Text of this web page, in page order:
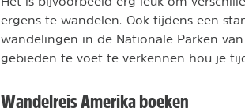
ergens te wandelen. Ook tijdens een
wandelingen in de Nationale Parken
gebieden te voet te verkennen hou je
Wandelreis Amerika boeken